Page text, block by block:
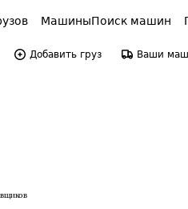
МашиныПоиск машин
Добавить груз Ваши